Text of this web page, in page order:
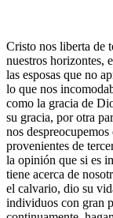
Cristo nos liberta de
nuestros horizontes,
las esposas que no
lo que nos
como la gracia de
su gracia, por otra
nos
provenientes de
la opinión que si es
tiene acerca de
el calvario, dio su
individuos con gran